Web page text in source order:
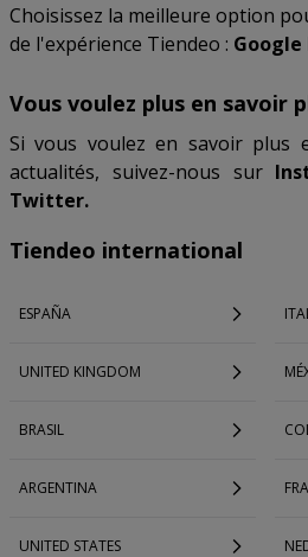
Choisissez la meilleure option
de l'expérience Tiendeo : Google
Vous voulez plus en savoir
Si vous voulez en savoir plus
actualités, suivez-nous sur
Twitter.
Tiendeo international
ESPAÑA
UNITED KINGDOM
BRASIL
ARGENTINA
UNITED STATES